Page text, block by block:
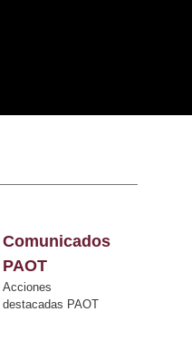
Comunicados
PAOT
Acciones
destacadas PAOT